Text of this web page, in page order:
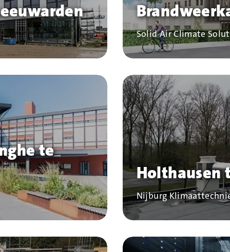
Bedrijf
Solid Air Climate
te
Holthausen
Bedrijf
Nijburg